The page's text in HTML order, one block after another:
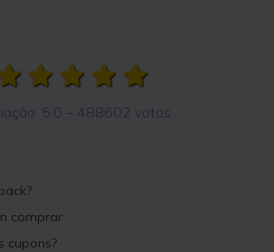
5.0 – 488602 votos
comprar
cupons?